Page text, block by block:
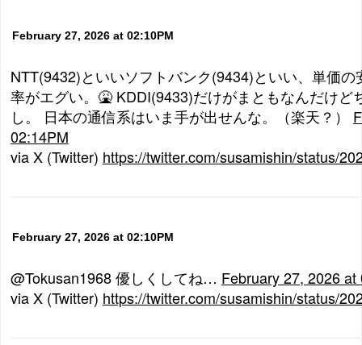
February 27, 2026 at 02:10PM
NTT(9432)といいソフトバンク(9434)といい、単価
率がエグい。🤮 KDDI(9433)だけがまともなんだけど
し。 日本の通信系はいま手が出せんな。（楽天？）
02:14PM
via X (Twitter) https://twitter.com/susamishin/status/
February 27, 2026 at 02:10PM
@Tokusan1968 優しくしてね… February 27, 2026 at
via X (Twitter) https://twitter.com/susamishin/status/